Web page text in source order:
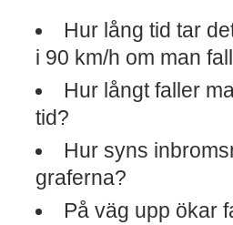
Hur lång tid tar
i 90 km/h om man
Hur långt faller
tid?
Hur syns
graferna?
På väg upp ökar